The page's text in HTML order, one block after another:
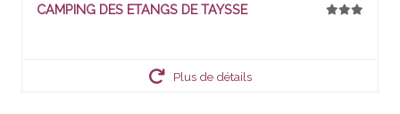
CAMPING DES ETANGS DE TAYSSE
Plus de détails